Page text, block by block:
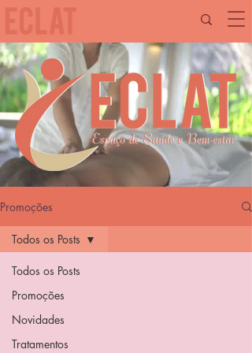
Promoções
Todos os Posts
Promoções
Novidades
Tratamentos
Todos os Posts